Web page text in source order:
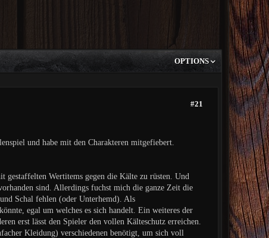
OPTIONS
#21
und habe mit den Charakteren mitgefiebert.
Wertitems gegen die Kälte zu rüsten. Und
sind. Allerdings fuchst mich die ganze Zeit die
Schal fehlen (oder Unterhemd). Als
egal um welches es sich handelt. Ein weiteres der
erst lässt den Spieler den vollen Kälteschutz erreichen.
Kleidung) verschiedenen benötigt, um sich voll